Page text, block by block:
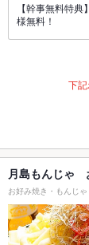
【幹事無料特
様無料！
下
月島もんじゃ
お好み焼き・もんじゃ